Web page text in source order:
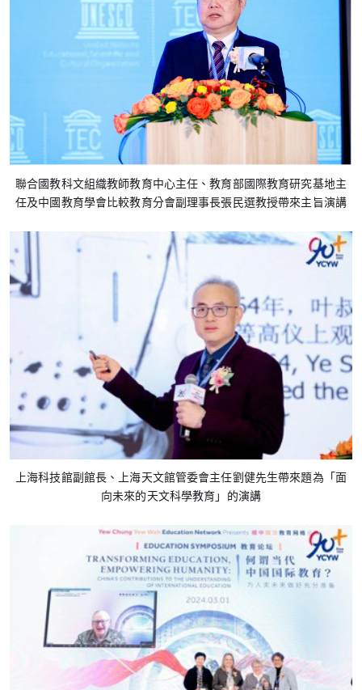
聯合國教科文組織教師教育中心主任、教育部國際教育研究基地主
任及中國教育學會比較教育分會副理事長張民選教授帶來主旨演講
上海科技館副館長、上海天文館管委會主任劉健先生帶來題為「面
向未來的天文科學教育」的演講